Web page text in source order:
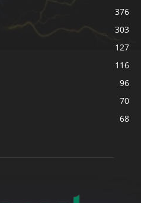
376
303
127
116
96
70
68